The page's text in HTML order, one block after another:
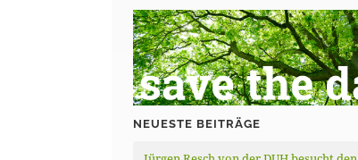
NEUESTE BEITRÄGE